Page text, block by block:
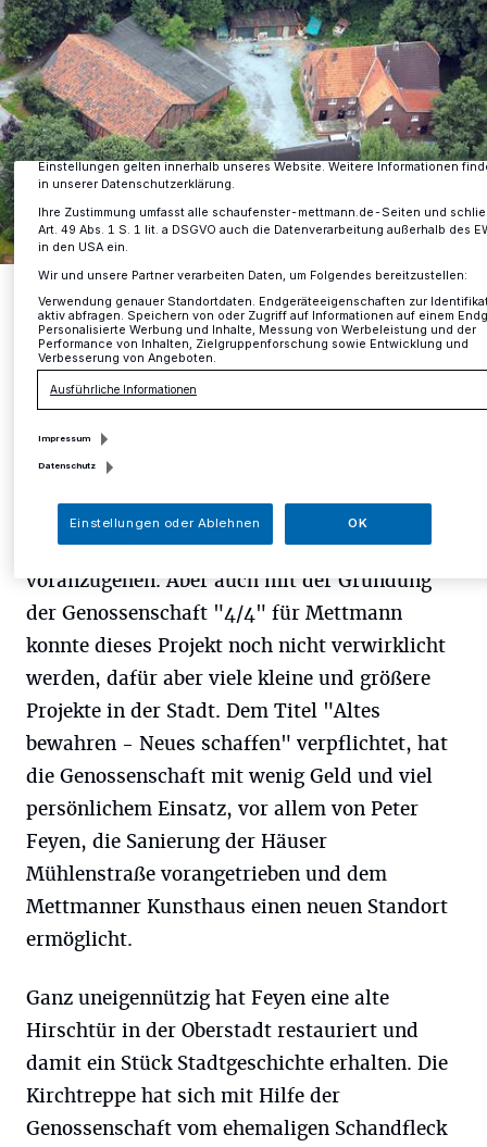
Gut Born von oben.
Foto: Eberhard Backeshoff
A ngefangen hat alles einmal mit der Idee,
die Overhoff'schen Höfe für die Stadt zu
entwickeln. Das Projekt war zu groß, um
damit in einer Initiative oder einem Verein
voranzugehen. Aber auch mit der Gründung
der Genossenschaft "4/4" für Mettmann
konnte dieses Projekt noch nicht verwirklicht
werden, dafür aber viele kleine und größere
Projekte in der Stadt. Dem Titel "Altes
bewahren - Neues schaffen" verpflichtet, hat
die Genossenschaft mit wenig Geld und viel
persönlichem Einsatz, vor allem von Peter
Feyen, die Sanierung der Häuser
Mühlenstraße vorangetrieben und dem
Mettmanner Kunsthaus einen neuen Standort
ermöglicht.
Ganz uneigennützig hat Feyen eine alte
Hirschtür in der Oberstadt restauriert und
damit ein Stück Stadtgeschichte erhalten. Die
Kirchtreppe hat sich mit Hilfe der
Genossenschaft vom ehemaligen Schandfleck
Wir und unsere218-Partner speichern und greifen auf personenbezogene
wie Browserdaten oder eindeutige Kennungen auf Ihrem Gerät zu. Durch
von OK aktivieren Sie Tracking-Technologien für die unter „Wir und unsere
verarbeiten Daten, um Ihnen Dienste bereitzustellen“ aufgeführten Zwecke.
Tracker deaktiviert sind, sind manche Inhalte und Anzeigen möglicherweise
mehr so relevant für Sie. Sie können dieses Menü jederzeit wieder
Ihre Einstellungen zu ändern oder Ihre Einwilligung zu widerrufen, indem
den Link Einstellungen oder Ablehnen am unteren Rand der Webseite
Einstellungen gelten innerhalb unseres Website. Weitere Informationen
in unserer Datenschutzerklärung.
Ihre Zustimmung umfasst alle schaufenster-mettmann.de-Seiten und
Art. 49 Abs. 1 S. 1 lit. a DSGVO auch die Datenverarbeitung außerhalb des
in den USA ein.
Wir und unsere Partner verarbeiten Daten, um Folgendes bereitzustellen:
Verwendung genauer Standortdaten. Endgeräteeigenschaften zur
aktiv abfragen. Speichern von oder Zugriff auf Informationen auf einem
Personalisierte Werbung und Inhalte, Messung von Werbeleistung und der
Performance von Inhalten, Zielgruppenforschung sowie Entwicklung und
Verbesserung von Angeboten.
Ausführliche Informationen
Impressum
Datenschutz
Einstellungen oder Ablehnen OK